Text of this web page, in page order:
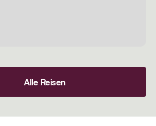
Alle Reisen